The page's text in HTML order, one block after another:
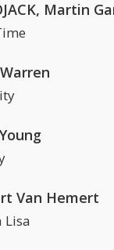
Van Hemert
Lisa